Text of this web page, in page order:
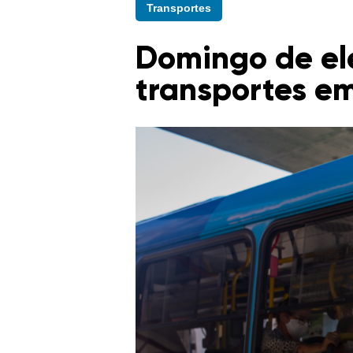
Transportes
Domingo de
transportes